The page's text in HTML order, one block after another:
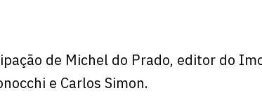
de Michel do Prado, editor do
e Carlos Simon.